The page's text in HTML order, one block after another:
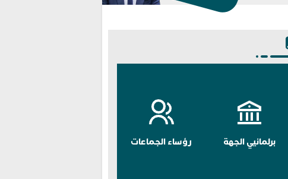
برلمانيي الجهة رؤساء الجماعات